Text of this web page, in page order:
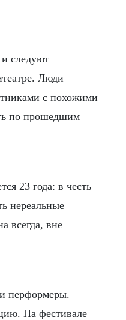
и следуют
Люди
с похожими
по прошедшим
23 года: в честь
нереальные
всегда, вне
перформеры.
На фестивале